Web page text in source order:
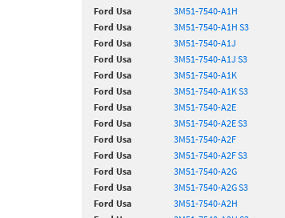
Ford Usa
3M51-7540-A1H
Ford Usa
3M51-7540-A1H S3
Ford Usa
3M51-7540-A1J
Ford Usa
3M51-7540-A1J S3
Ford Usa
3M51-7540-A1K
Ford Usa
3M51-7540-A1K S3
Ford Usa
3M51-7540-A2E
Ford Usa
3M51-7540-A2E S3
Ford Usa
3M51-7540-A2F
Ford Usa
3M51-7540-A2F S3
Ford Usa
3M51-7540-A2G
Ford Usa
3M51-7540-A2G S3
Ford Usa
3M51-7540-A2H